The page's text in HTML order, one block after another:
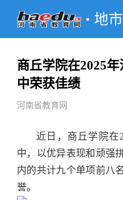
地
商丘学院在2025
中荣获佳绩
河南省教育网
近日，商丘学院在
中，以优异表现和顽强
内的共计九个单项前八
誉。